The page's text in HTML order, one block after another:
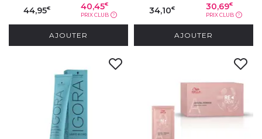
44,95€ 40,45€
PRIX CLUB ?
AJOUTER
34,10€ 30,69€
PRIX CLUB ?
AJOUTER